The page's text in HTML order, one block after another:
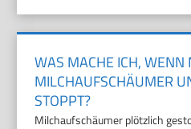
WAS MACHE ICH, WENN
MILCHAUFSCHÄUMER
STOPPT?
Milchaufschäumer plötzlich